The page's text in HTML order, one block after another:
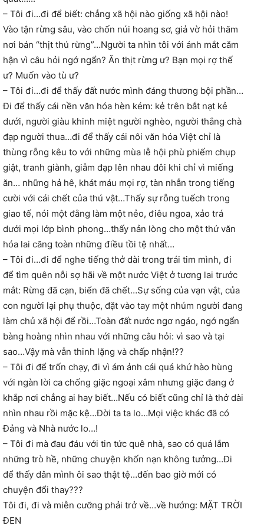
– Tôi đi…đi để biết: chẳng xã hội nào giống xã hội nào!
Vào tận rừng sâu, vào chốn núi hoang sơ, giả vờ hỏi thăm
nơi bán “thịt thú rừng”…Người ta nhìn tôi với ánh mắt căm
hận vì câu hỏi ngớ ngẩn? Ăn thịt rừng ư? Bạn mọi rợ thế
ư? Muốn vào tù ư?
– Tôi đi…đi để thấy đất nước mình đáng thương bội phần…
Đi để thấy cái nền văn hóa hèn kém: kẻ trên bắt nạt kẻ
dưới, người giàu khinh miệt người nghèo, người thắng chà
đạp người thua…đi để thấy cái nôi văn hóa Việt chỉ là
thùng rỗng kêu to với những mùa lễ hội phù phiếm chụp
giật, tranh giành, giẫm đạp lên nhau đôi khi chỉ vì miếng
ăn… những hả hê, khát máu mọi rợ, tàn nhẫn trong tiếng
cười với cái chết của thú vật…Thấy sự rỗng tuếch trong
giao tế, nói một đằng làm một nẻo, điêu ngoa, xảo trá
dưới mọi lớp bình phong…thấy nản lòng cho một thứ văn
hóa lai căng toàn những điều tồi tệ nhất…
– Tôi đi…đi để nghe tiếng thở dài trong trái tim mình, đi
để tìm quên nỗi sợ hãi về một nước Việt ở tương lai trước
mắt: Rừng đã cạn, biển đã chết…Sự sống của vạn vật, của
con người lại phụ thuộc, đặt vào tay một nhúm người đang
làm chủ xã hội để rồi…Toàn đất nước ngơ ngáo, ngớ ngẩn
bàng hoàng nhìn nhau với những câu hỏi: vì sao và tại
sao…Vậy mà vẫn thinh lặng và chấp nhận!??
– Tôi đi để trốn chạy, đi vì ám ảnh cái quá khứ hào hùng
với ngàn lời ca chống giặc ngoại xâm nhưng giặc đang ở
khắp nơi chẳng ai hay biết…Nếu có biết cũng chỉ là thở dài
nhìn nhau rồi mặc kệ…Đời ta ta lo…Mọi việc khác đã có
Đảng và Nhà nước lo…!
– Tôi đi mà đau đáu với tin tức quê nhà, sao có quá lắm
những trò hề, những chuyện khốn nạn không tưởng…Đi
để thấy dân mình ôi sao thật tệ…đến bao giờ mới có
chuyện đổi thay???
Tôi đi, đi và miễn cưỡng phải trở về…về hướng: MẶT TRỜI
ĐEN